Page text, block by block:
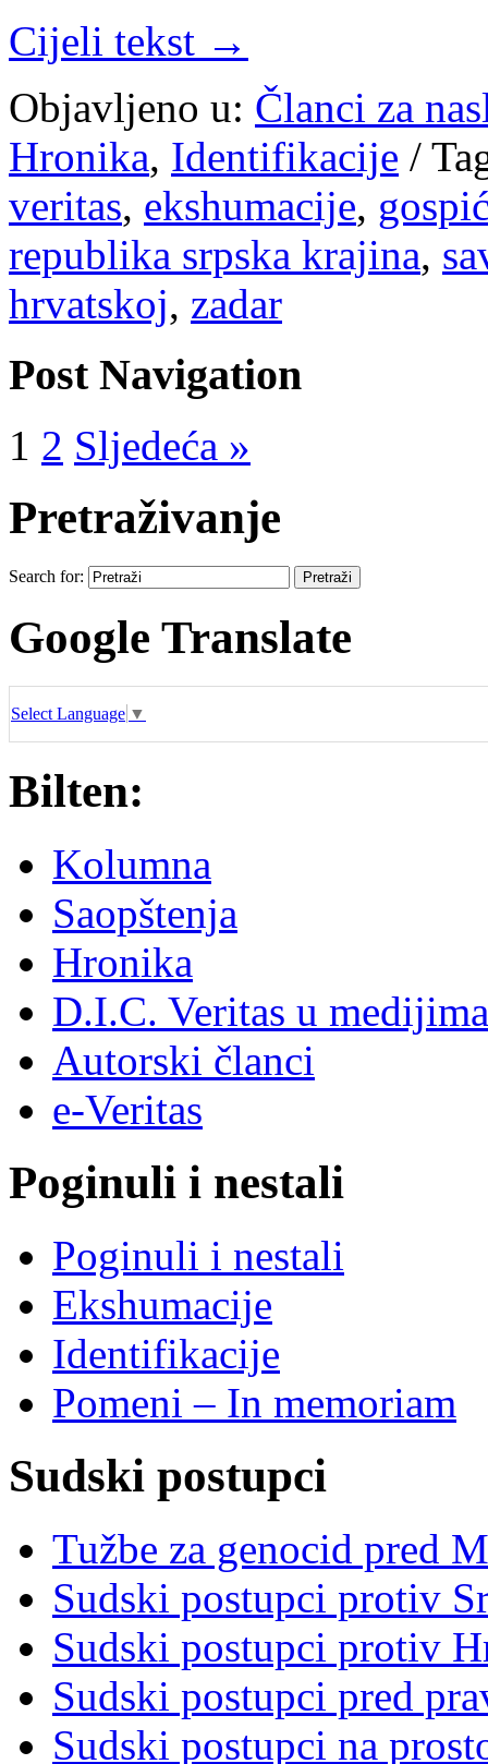
Cijeli tekst →
Objavljeno u: Članci za
Hronika, Identifikacije /
veritas, ekshumacije,
republika srpska krajina,
hrvatskoj, zadar
Post Navigation
1 2 Sljedeća »
Pretraživanje
Search for:
Google Translate
Select Language ▼
Bilten:
Kolumna
Saopštenja
Hronika
D.I.C. Veritas u medijima
Autorski članci
e-Veritas
Poginuli i nestali
Poginuli i nestali
Ekshumacije
Identifikacije
Pomeni – In memoriam
Sudski postupci
Tužbe za genocid pred
Sudski postupci protiv
Sudski postupci protiv
Sudski postupci pred
Sudski postupci na